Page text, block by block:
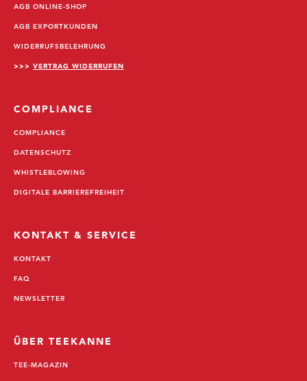
AGB ONLINE-SHOP
AGB EXPORTKUNDEN
WIDERRUFSBELEHRUNG
>>> VERTRAG WIDERRUFEN
COMPLIANCE
COMPLIANCE
DATENSCHUTZ
WHISTLEBLOWING
DIGITALE BARRIEREFREIHEIT
KONTAKT & SERVICE
KONTAKT
FAQ
NEWSLETTER
ÜBER TEEKANNE
TEE-MAGAZIN